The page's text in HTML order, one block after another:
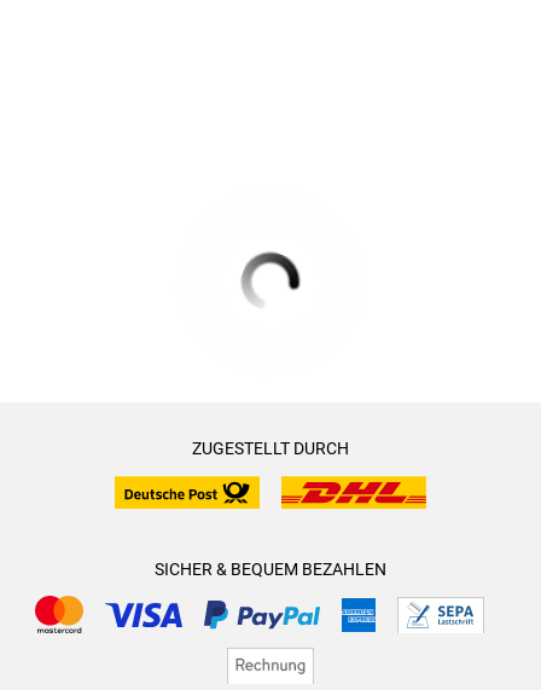
ZUGESTELLT DURCH
SICHER & BEQUEM BEZAHLEN